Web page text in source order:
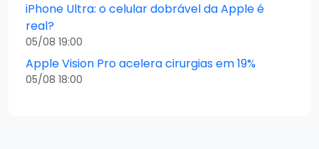
iPhone Ultra: o celular dobrável da Apple é
real?
05/08 19:00
Apple Vision Pro acelera cirurgias em 19%
05/08 18:00